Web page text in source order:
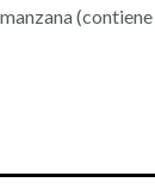
(contiene